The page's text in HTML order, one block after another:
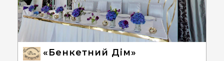
«Бенкетний Дім»